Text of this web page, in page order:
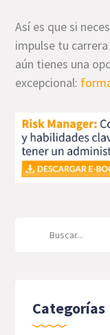
Así es que si
impulse tu
aún tienes una
excepcional:
Categorías